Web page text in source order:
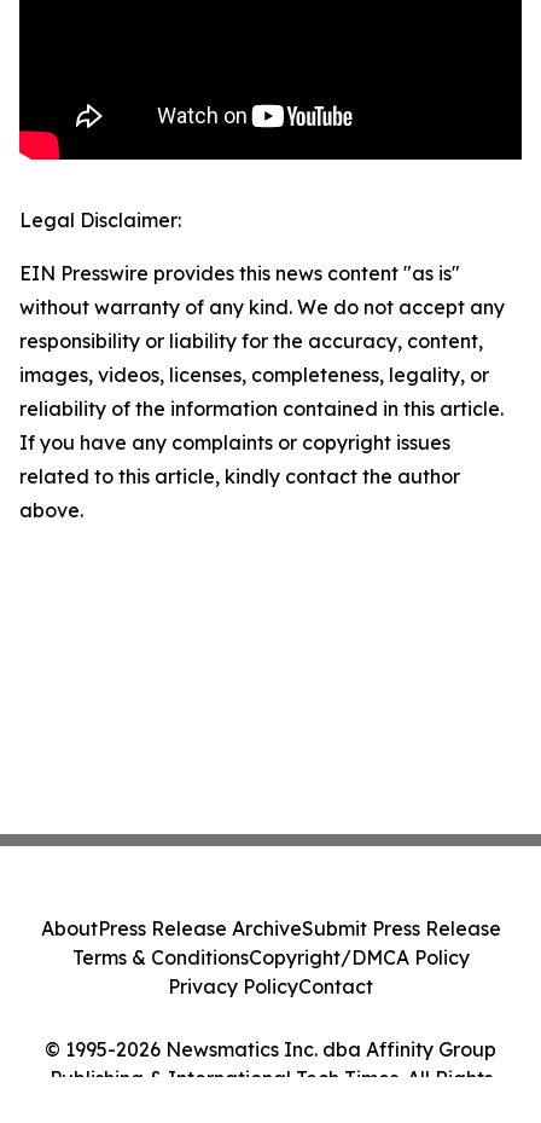
Legal Disclaimer:
EIN Presswire provides this news content "as is"
without warranty of any kind. We do not accept any
responsibility or liability for the accuracy, content,
images, videos, licenses, completeness, legality, or
reliability of the information contained in this article.
If you have any complaints or copyright issues
related to this article, kindly contact the author
above.
© 1995-2026 Newsmatics Inc. dba Affinity Group
Publishing & International Tech Times. All Rights
AboutPress Release ArchiveSubmit Press Release
Terms & ConditionsCopyright/DMCA Policy
Privacy PolicyContact